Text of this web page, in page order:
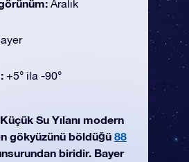
Aralık
+5° ila -90°
Su Yılanı modern
gökyüzünü böldüğü 88
biridir. Bayer